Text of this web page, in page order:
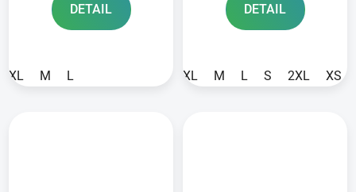
DETAIL
XL M L
DETAIL
XL M L S 2XL XS